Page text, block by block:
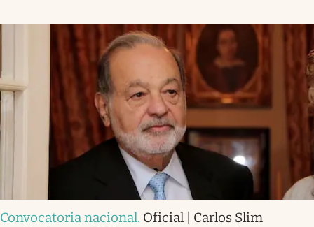
Convocatoria nacional. Oficial | Carlos Slim